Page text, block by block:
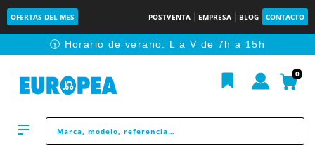
OFERTAS DEL MES POSTVENTA EMPRESA BLOG CONTACTO
🕥 Horario de verano: L a V de 7h a 15h
0